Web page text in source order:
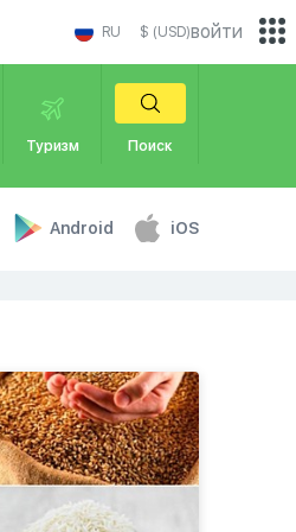
RU $ (USD)
Туризм Поиск
Android iOS
войти